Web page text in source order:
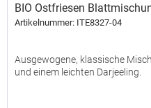
BIO Ostfriesen
Artikelnummer: ITE8327-04
Ausgewogene, klassische
und einem leichten Darjeeling.